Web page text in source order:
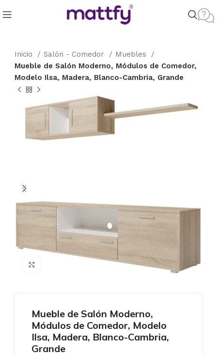
Inicio Salón - Comedor
Muebles
Mueble de Salón Moderno, Módulos de Comedor,
Modelo Ilsa, Madera, Blanco-Cambria, Grande
Mueble de Salón Moderno,
Módulos de Comedor, Modelo
Ilsa, Madera, Blanco-Cambria,
Grande